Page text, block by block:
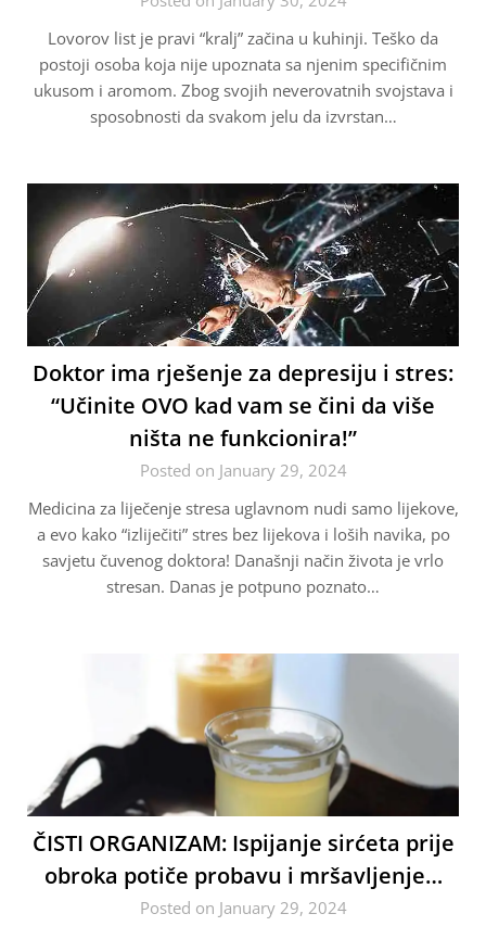
Lovorov list je pravi “kralj” začina u kuhinji. Teško da
postoji osoba koja nije upoznata sa njenim specifičnim
ukusom i aromom. Zbog svojih neverovatnih svojstava i
sposobnosti da svakom jelu da izvrstan…
Doktor ima rješenje za depresiju i stres:
“Učinite OVO kad vam se čini da više
ništa ne funkcionira!”
Posted on January 29, 2024
Medicina za liječenje stresa uglavnom nudi samo lijekove,
a evo kako “izliječiti” stres bez lijekova i loših navika, po
savjetu čuvenog doktora! Današnji način života je vrlo
stresan. Danas je potpuno poznato…
ČISTI ORGANIZAM: Ispijanje sirćeta prije
obroka potiče probavu i mršavljenje…
Posted on January 29, 2024